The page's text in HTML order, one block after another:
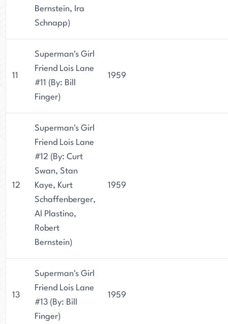
Bernstein, Ira
Schnapp)
11
Superman's Girl
Friend Lois Lane
#11 (By: Bill
Finger)
1959
12
Superman's Girl
Friend Lois Lane
#12 (By: Curt
Swan, Stan
Kaye, Kurt
Schaffenberger,
Al Plastino,
Robert
Bernstein)
1959
13
Superman's Girl
Friend Lois Lane
#13 (By: Bill
Finger)
1959